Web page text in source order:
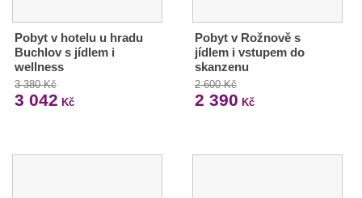
Pobyt v hotelu u hradu
Buchlov s jídlem i
wellness
3 380 Kč
3 042 Kč
Pobyt v Rožnově s
jídlem i vstupem do
skanzenu
2 600 Kč
2 390 Kč